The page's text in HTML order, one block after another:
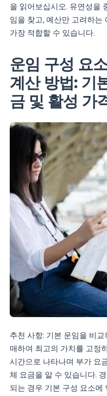
을 읽어보십시오. 유연성을
임을 찾고, 예산만 고려하는
가장 적합할 수 있습니다.
운임 구성 요
계산 방법: 기
금 및 활성 가
추천 사항: 기본 운임을 비
매하여 최고의 가치를 고정
시간으로 나타나며 부가 요
체 요금을 알 수 있습니다.
되는 경우 기본 구성 요소에